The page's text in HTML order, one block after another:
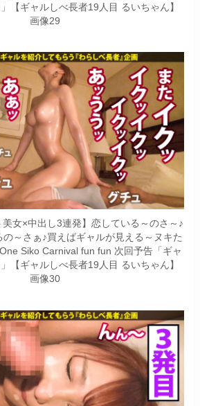
【ギャルしべ長者19人目 るいちゃん】
画像29
美女×中出し3連発】恋している～のさ～♪
～さぁ♪買えばギャルが見える～ヌキた
Siko Carnival fun fun 次回予告「ギャ
【ギャルしべ長者19人目 るいちゃん】
画像30